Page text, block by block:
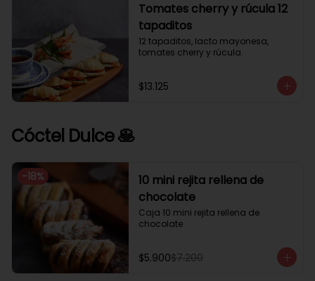
Tomates cherry y rúcula 12
tapaditos
12 tapaditos, lacto mayonesa,
tomates cherry y rúcula.
$13.125
Cóctel Dulce 🥞
-18%
10 mini rejita rellena de
chocolate
Caja 10 mini rejita rellena de
chocolate
$5.900$7.200